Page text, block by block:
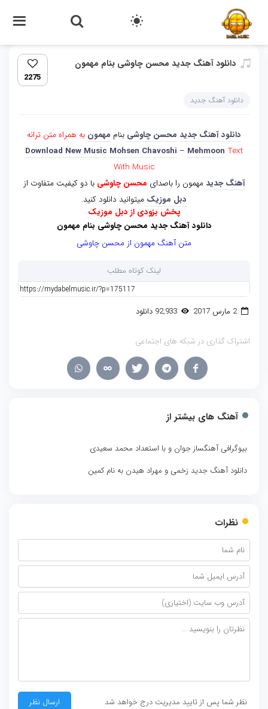
دانلود آهنگ جدید محسن چاوشی بنام مهمون
2275
دانلود آهنگ جدید
دانلود آهنگ جدید محسن چاوشی بنام مهمون به همراه متن ترانه
Download New Music Mohsen Chavoshi – Mehmoon Text
With Music
آهنگ جدید مهمون را باصدای محسن چاوشی با دو کیفیت متفاوت از
دبل موزیک میتوانید دانلود کنید.
پخش بزودی از دبل موزیک
دانلود آهنگ جدید محسن چاوشی بنام مهمون
متن آهنگ مهمون از محسن چاوشی
لینک کوتاه مطلب
2 مارس 2017
اشتراک گذاری در شبکه های اجتماعی
آهنگ های بیشتر از
بیوگرافی آهنگساز جوان و با استعداد محمد سعیدی
دانلود آهنگ جدید زخمی و مهراد هیدن به نام کمین
نظرات
نظر شما پس از تایید مدیریت درج خواهد شد